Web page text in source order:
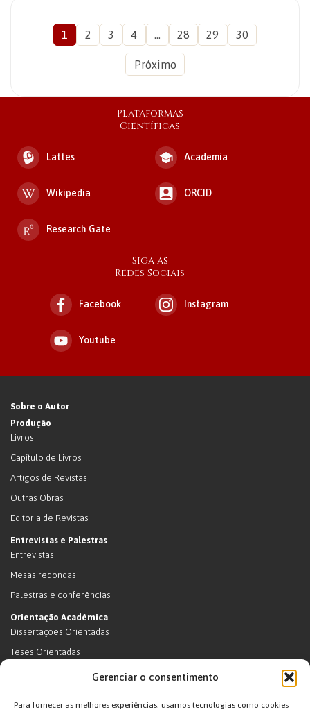
Gerenciar o consentimento
Para fornecer as melhores experiências, usamos tecnologias como cookies
1 2 3 4 … 28 29 30
Próximo
Plataformas
Científicas
Lattes Academia
Wikipedia ORCID
Research Gate
Siga as
Redes Sociais
Facebook Instagram
Youtube
Sobre o Autor
Produção
Livros
Capítulo de Livros
Artigos de Revistas
Outras Obras
Editoria de Revistas
Entrevistas e Palestras
Entrevistas
Mesas redondas
Palestras e conferências
Orientação Acadêmica
Dissertações Orientadas
Teses Orientadas
Livros (dissertações e teses)